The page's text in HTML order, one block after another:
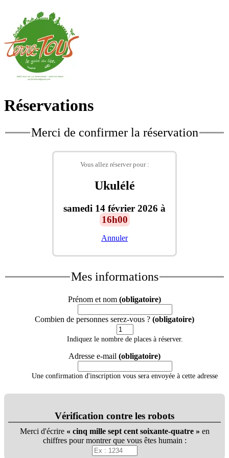
Réservations
Merci de confirmer la réservation
Vous allez réserver pour :
Ukulélé
samedi 14 février 2026 à
16h00
Annuler
Mes informations
Prénom et nom (obligatoire)
Combien de personnes serez-vous ? (obligatoire)
Indiquez le nombre de places à réserver.
Adresse e-mail (obligatoire)
Une confirmation d'inscription vous sera envoyée à cette adresse
Vérification contre les robots
Merci d'écrire cinq mille sept cent soixante-quatre
en
chiffres pour montrer que vous êtes humain :